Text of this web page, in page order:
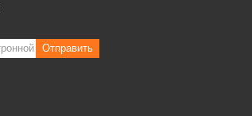
Отправить